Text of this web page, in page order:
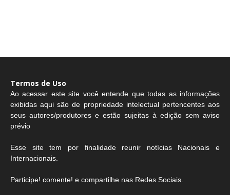
Termos de Uso
Ao acessar este site você entende que todas as informações
exibidas aqui são de propriedade intelectual pertencentes aos
seus autores/produtores e estão sujeitas à edição sem aviso
prévio
Esse site tem por finalidade reunir notícias Nacionais e
Internacionais.
Participe! comente! e compartilhe nas Redes Sociais.